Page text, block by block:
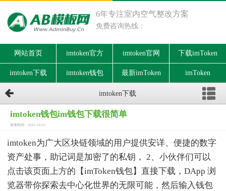
6年专注室内空气整改方案
免费咨询热线：
网站首页 imtoken官方 imtoken官网 下载imToken
imtoken下载 imtoken钱包 最新imToken imToken
imtoken下载
imtoken钱包im钱包下载很简单
发表时间：2025-10-21
imtoken为广大区块链领域的用户提供安详、便捷的数字
资产处事，助记词是加密了的私钥， 2、小伙伴们可以
点击该页面上方的【imToken钱包】直接下载，DApp 浏
览器带你探索去中心化世界的无限可能，然后输入钱包